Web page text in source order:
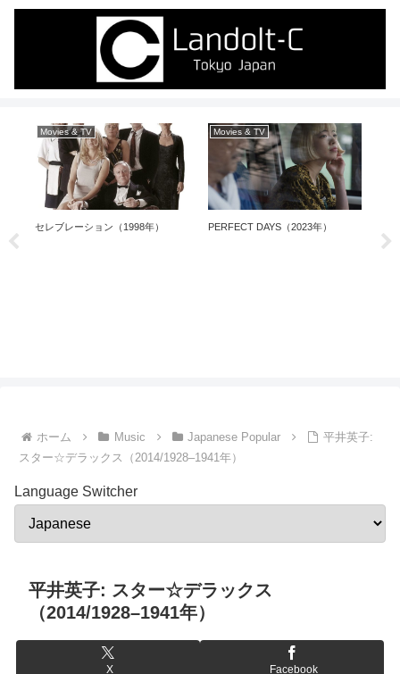
Movies & TV
セレブレーション（1998年）
Movies & TV
PERFECT DAYS（2023年）
ン
コ
ホーム Music Japanese Popular
平井英子:
スター☆デラックス（2014/1928–1941年）
Language Switcher
平井英子: スター☆デラックス
（2014/1928–1941年）
X Facebook